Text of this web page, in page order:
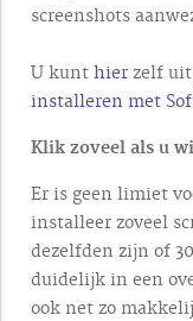
screenshots
U kunt hier zelf
installeren met
Klik zoveel als u
Er is geen limiet
installeer zoveel
dezelfden zijn of
duidelijk in een
ook net zo